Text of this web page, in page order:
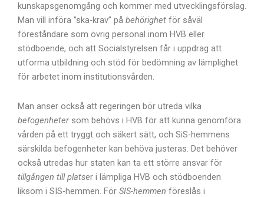
kunskapsgenomgång och kommer med utvecklingsförslag.
Man vill införa ”ska-krav” på behörighet för såväl
föreståndare som övrig personal inom HVB eller
stödboende, och att Socialstyrelsen får i uppdrag att
utforma utbildning och stöd för bedömning av lämplighet
för arbetet inom institutionsvården.
Man anser också att regeringen bör utreda vilka
befogenheter som behövs i HVB för att kunna genomföra
vården på ett tryggt och säkert sätt, och SiS-hemmens
särskilda befogenheter kan behöva justeras. Det behöver
också utredas hur staten kan ta ett större ansvar för
tillgången till platser i lämpliga HVB och stödboenden
liksom i SIS-hemmen. För SIS-hemmen föreslås i